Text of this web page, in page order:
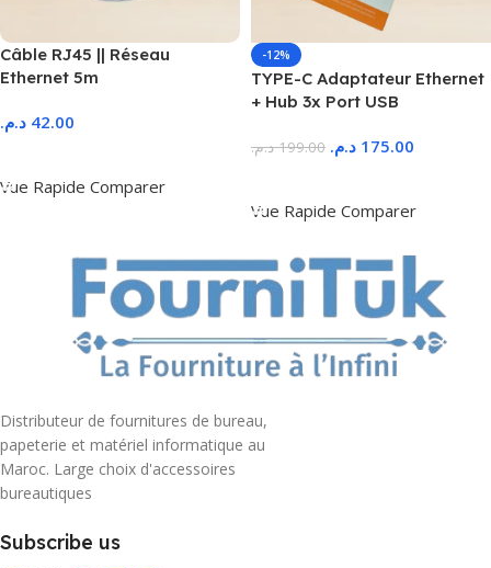
Câble RJ45 || Réseau
Ethernet 5m
42.00 د.م.
Vue Rapide Comparer
-12%
TYPE-C Adaptateur Ethernet
+ Hub 3x Port USB
199.00 د.م. 175.00 د.م.
Vue Rapide Comparer
Distributeur de fournitures de bureau,
papeterie et matériel informatique au
Maroc. Large choix d'accessoires
bureautiques
Subscribe us